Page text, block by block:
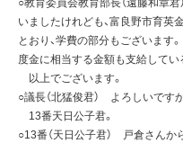
○教育委員会教育部長（遠藤和章
いましたけれども、富良野市育英
とおり、学費の部分もございます
度金に相当する金額も支給してい
以上でございます。
○議長（北猛俊君） よろしいですか
13番天日公子君。
○13番（天日公子君） 戸倉さんか